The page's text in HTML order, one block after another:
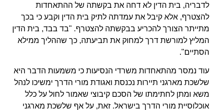
לדבריה, בית הדין לא דחה את בקשתה של ההתאחדות
להצטרף, אלא קיבל את עמדתה לתיק בית הדין וקבע כי בכך
מתייתר הצורך להכריע בבקשתה להצטרף. "בד בבד, בית הדין
המליץ למורשת דרך למחוק את תביעתה, כך שההליך ממילא
הסתיים".
עוד נמסר מהתאחדות משרדי הנסיעות כי משמעות הדבר היא
שלשכת מארגני תיירות נכנסת ואגודת מורי הדרך ימשיכו לנהל
משא ומתן לחתימתו של הסכם קיבוצי שאמור לחול על כלל
אוכלוסיית מורי הדרך בישראל. זאת, על אף שלשכת מארגני